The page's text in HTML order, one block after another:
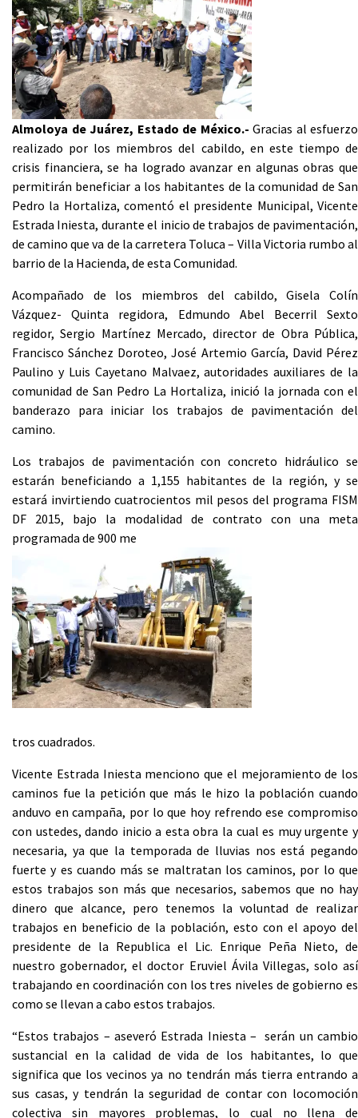
Almoloya de Juárez, Estado de México.- Gracias al esfuerzo
realizado por los miembros del cabildo, en este tiempo de
crisis financiera, se ha logrado avanzar en algunas obras que
permitirán beneficiar a los habitantes de la comunidad de San
Pedro la Hortaliza, comentó el presidente Municipal, Vicente
Estrada Iniesta, durante el inicio de trabajos de pavimentación,
de camino que va de la carretera Toluca – Villa Victoria rumbo al
barrio de la Hacienda, de esta Comunidad.
Acompañado de los miembros del cabildo, Gisela Colín
Vázquez- Quinta regidora, Edmundo Abel Becerril Sexto
regidor, Sergio Martínez Mercado, director de Obra Pública,
Francisco Sánchez Doroteo, José Artemio García, David Pérez
Paulino y Luis Cayetano Malvaez, autoridades auxiliares de la
comunidad de San Pedro La Hortaliza, inició la jornada con el
banderazo para iniciar los trabajos de pavimentación del
camino.
Los trabajos de pavimentación con concreto hidráulico se
estarán beneficiando a 1,155 habitantes de la región, y se
estará invirtiendo cuatrocientos mil pesos del programa FISM
DF 2015, bajo la modalidad de contrato con una meta
programada de 900 me
tros cuadrados.
Vicente Estrada Iniesta menciono que el mejoramiento de los
caminos fue la petición que más le hizo la población cuando
anduvo en campaña, por lo que hoy refrendo ese compromiso
con ustedes, dando inicio a esta obra la cual es muy urgente y
necesaria, ya que la temporada de lluvias nos está pegando
fuerte y es cuando más se maltratan los caminos, por lo que
estos trabajos son más que necesarios, sabemos que no hay
dinero que alcance, pero tenemos la voluntad de realizar
trabajos en beneficio de la población, esto con el apoyo del
presidente de la Republica el Lic. Enrique Peña Nieto, de
nuestro gobernador, el doctor Eruviel Ávila Villegas, solo así
trabajando en coordinación con los tres niveles de gobierno es
como se llevan a cabo estos trabajos.
“Estos trabajos – aseveró Estrada Iniesta – serán un cambio
sustancial en la calidad de vida de los habitantes, lo que
significa que los vecinos ya no tendrán más tierra entrando a
sus casas, y tendrán la seguridad de contar con locomoción
colectiva sin mayores problemas, lo cual no llena de